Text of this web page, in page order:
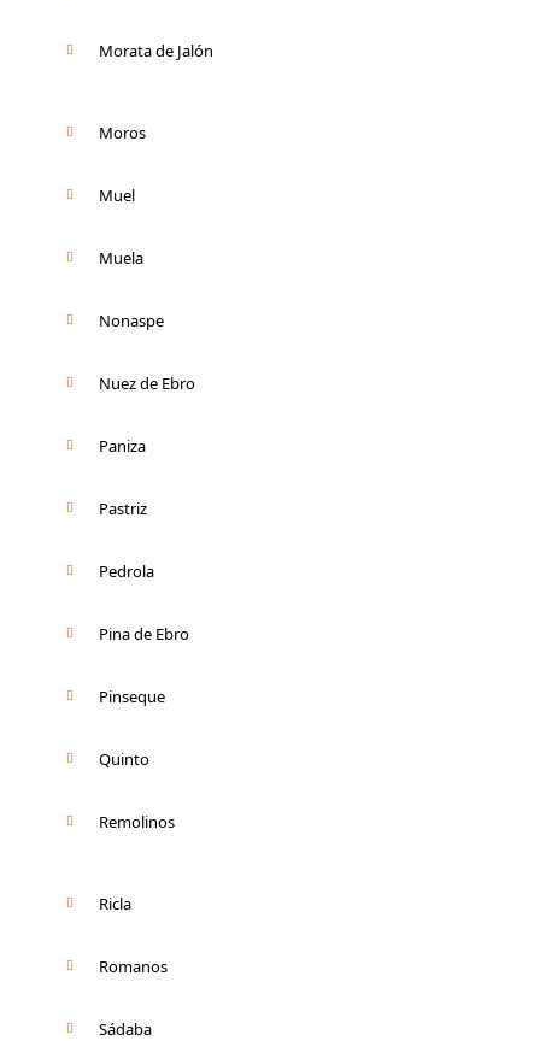
Morata de Jalón
Moros
Muel
Muela
Nonaspe
Nuez de Ebro
Paniza
Pastriz
Pedrola
Pina de Ebro
Pinseque
Quinto
Remolinos
Ricla
Romanos
Sádaba